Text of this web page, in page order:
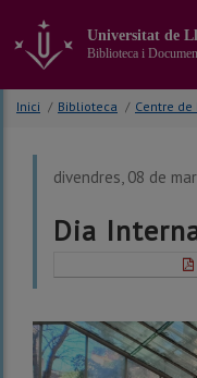
contingut
principal
Universitat de
Biblioteca i
Inici / Biblioteca / Centre de Documentació
divendres, 08 de
Dia